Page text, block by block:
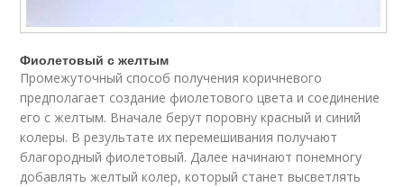
Фиолетовый с желтым
Промежуточный способ получения коричневого
предполагает создание фиолетового цвета и соединение
его с желтым. Вначале берут поровну красный и синий
колеры. В результате их перемешивания получают
благородный фиолетовый. Далее начинают понемногу
добавлять желтый колер, который станет высветлять